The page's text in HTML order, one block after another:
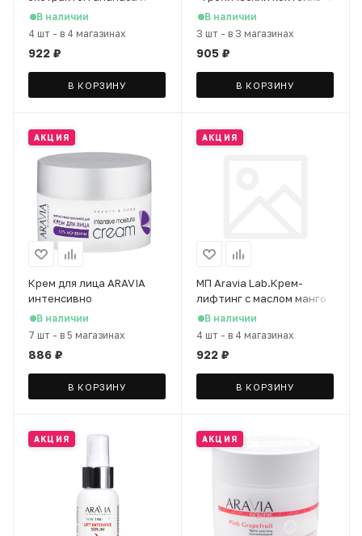
коллагеном, 200 мл
В наличии
4 шт - в 4 магазинах
922 ₽
В КОРЗИНУ
маслом лимона и виногр.
косточек, 210 мл
В наличии
3 шт - в 3 магазинах
905 ₽
В КОРЗИНУ
АКЦИЯ
Крем для лица ARAVIA
интенсивно
увлажняющий с
мочевиной, 150 мл
В наличии
7 шт - в 5 магазинах
886 ₽
В КОРЗИНУ
АКЦИЯ
МП Aravia Lab.Крем-
лифтинг с маслом манго
и ши Mango Lifting-Cream,
200 мл
В наличии
4 шт - в 4 магазинах
922 ₽
В КОРЗИНУ
АКЦИЯ АКЦИЯ